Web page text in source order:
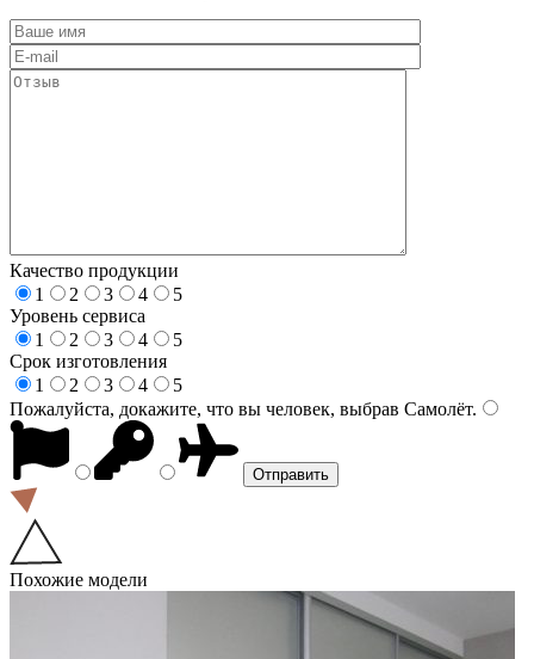
Качество продукции
1
2 3 4
5
Уровень сервиса
1
2 3 4
5
Срок изготовления
1
2 3 4
5
Пожалуйста, докажите, что вы человек, выбрав Самолёт.
Похожие модели